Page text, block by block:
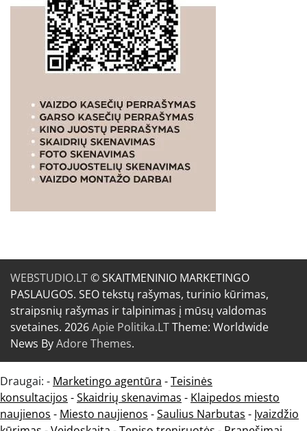
WEBSTUDIO.LT© SKAITMENINIO MARKETINGO
PASLAUGOS. SEO tekstų rašymas, turinio kūrimas,
straipsnių rašymas ir talpinimas į mūsų valdomas
svetaines. 2026Apie Politika.LTTheme: Worldwide
News ByAdore Themes.
Draugai: - Marketingo agentūra -Teisinės
konsultacijos -Skaidrių skenavimas - Klaipedos miesto
naujienos - Miesto naujienos -Saulius Narbutas - Įvaizdžio